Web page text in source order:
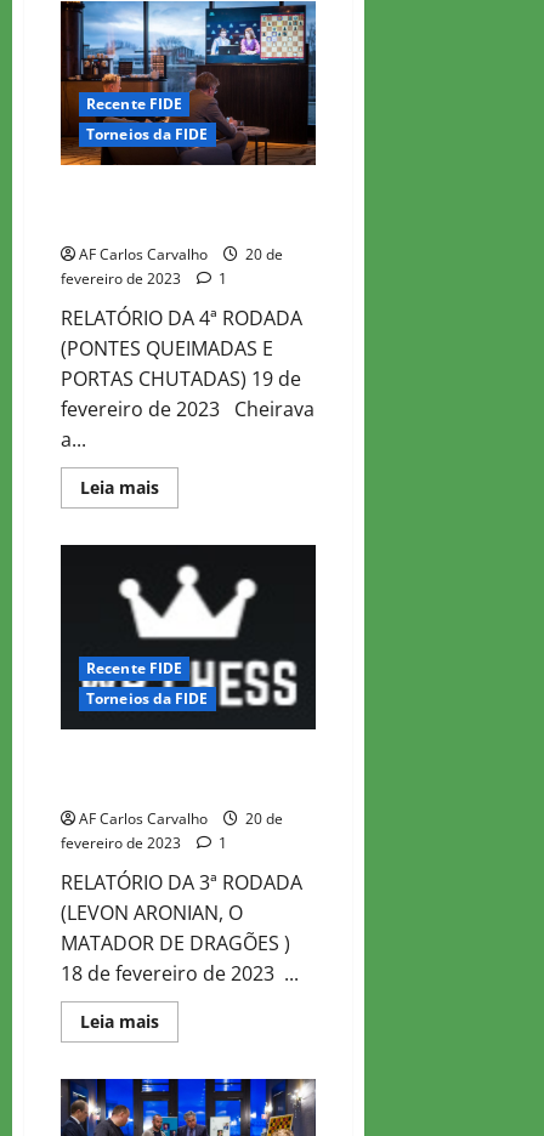
CHESS
MASTER
2023
–
PARTIDAS
Recente FIDE
Torneios da FIDE
AF Carlos Carvalho
20 de
fevereiro de 2023
1
RELATÓRIO DA 4ª RODADA
(PONTES QUEIMADAS E
PORTAS CHUTADAS) 19 de
fevereiro de 2023 Cheirava
a...
Leia maisRead
more
MASTER
2023
–
ROD
4
Recente FIDE
Torneios da FIDE
AF Carlos Carvalho
20 de
fevereiro de 2023
1
RELATÓRIO DA 3ª RODADA
(LEVON ARONIAN, O
MATADOR DE DRAGÕES )
18 de fevereiro de 2023 ...
Leia maisRead
more
CHESS
MASTER
2023